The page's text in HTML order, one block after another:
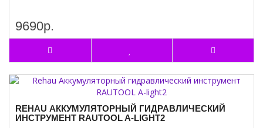
9690р.
REHAU АККУМУЛЯТОРНЫЙ ГИДРАВЛИЧЕСКИЙ
ИНСТРУМЕНТ RAUTOOL A-LIGHT2